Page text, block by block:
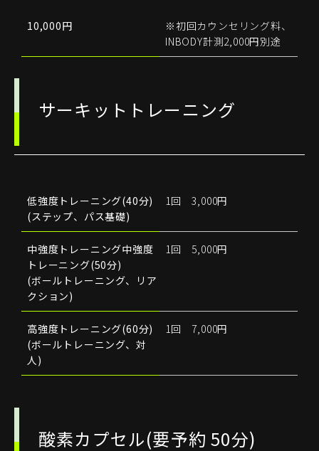
10,000円
※初回カウンセリング料、
INBODY計測2,000円別途
サーキットトレーニング
低強度トレーニング(40分)
(ステップ、パス基礎)
1回 3,000円
中強度トレーニング中強度
トレーニング(50分)
(ボールトレーニング、リア
クション)
1回 5,000円
高強度トレーニング(60分)
(ボールトレーニング、対
人)
1回 7,000円
酸素カプセル(要予約 50分)